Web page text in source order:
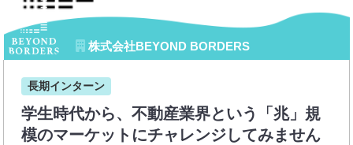
株式会社BEYOND BORDERS
長期インターン
学生時代から、不動産業界という「兆」規
模のマーケットにチャレンジしてみません